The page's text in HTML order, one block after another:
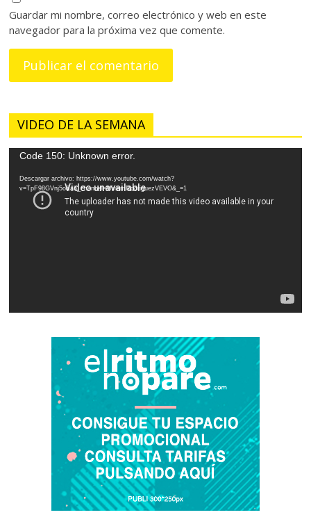
Guardar mi nombre, correo electrónico y web en este
navegador para la próxima vez que comente.
VIDEO DE LA SEMANA
Reproductor
vídeo
Code 150: Unknown error.
Descargar archivo: https://www.youtube.com/watch?
v=TpF98GVnj5o&ab_channel=MiriamRodriguezVEVO&_=1